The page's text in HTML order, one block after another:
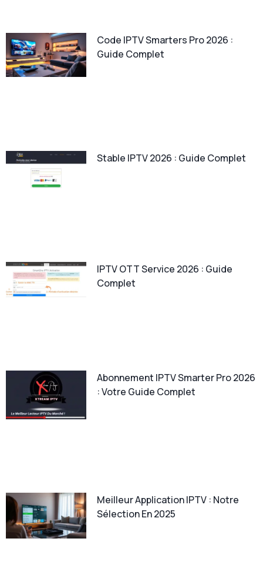
Code IPTV Smarters Pro 2026 :
Guide Complet
Stable IPTV 2026 : Guide Complet
IPTV OTT Service 2026 : Guide
Complet
Abonnement IPTV Smarter Pro 2026
: Votre Guide Complet
Meilleur Application IPTV : Notre
Sélection En 2025